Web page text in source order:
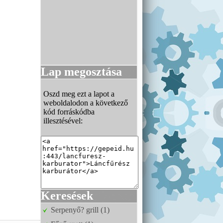
Lap megosztása
Oszd meg ezt a lapot a
weboldalodon a következő
kód forráskódba
illesztésével:
Keresések
Serpenyő? grill (1)